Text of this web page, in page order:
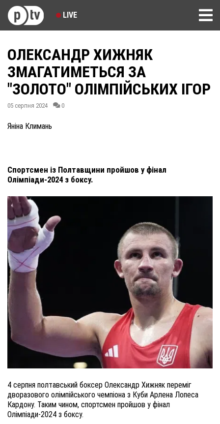
LIVE
ОЛЕКСАНДР ХИЖНЯК
ЗМАГАТИМЕТЬСЯ ЗА
"ЗОЛОТО" ОЛІМПІЙСЬКИХ ІГОР
05 серпня 2024 0
Яніна Климань
Спортсмен із Полтавщини пройшов у фінал
Олімпіади-2024 з боксу.
4 серпня полтавський боксер Олександр Хижняк переміг
дворазового олімпійського чемпіона з Куби Арлена Лопеса
Кардону. Таким чином, спортсмен пройшов у фінал
Олімпіади-2024 з боксу.